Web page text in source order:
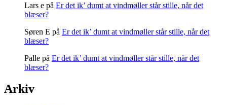
Lars e på Er det ik’ dumt at vindmøller står stille, når det
blæser?
Søren E på Er det ik’ dumt at vindmøller står stille, når det
blæser?
Palle på Er det ik’ dumt at vindmøller står stille, når det
blæser?
Arkiv